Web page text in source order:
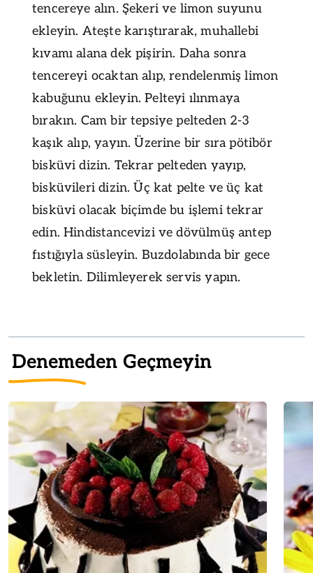
tencereye alın. Şekeri ve limon suyunu
ekleyin. Ateşte karıştırarak, muhallebi
kıvamı alana dek pişirin. Daha sonra
tencereyi ocaktan alıp, rendelenmiş limon
kabuğunu ekleyin. Pelteyi ılınmaya
bırakın. Cam bir tepsiye pelteden 2-3
kaşık alıp, yayın. Üzerine bir sıra pötibör
bisküvi dizin. Tekrar pelteden yayıp,
bisküvileri dizin. Üç kat pelte ve üç kat
bisküvi olacak biçimde bu işlemi tekrar
edin. Hindistancevizi ve dövülmüş antep
fıstığıyla süsleyin. Buzdolabında bir gece
bekletin. Dilimleyerek servis yapın.
Denemeden Geçmeyin